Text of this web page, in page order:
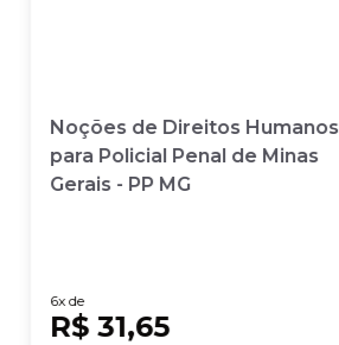
Noções de Direitos Humanos
para Policial Penal de Minas
Gerais - PP MG
6x de
R$ 31,65